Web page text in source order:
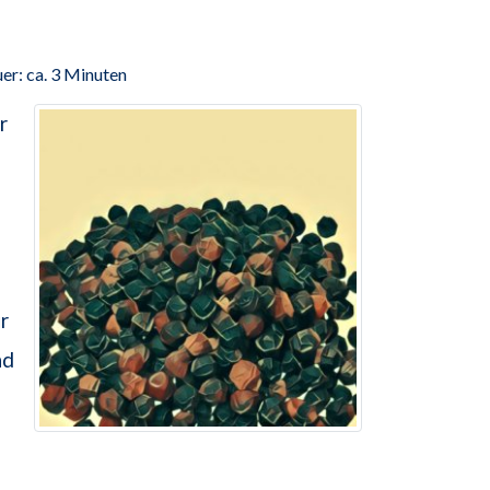
ca. 3 Minuten